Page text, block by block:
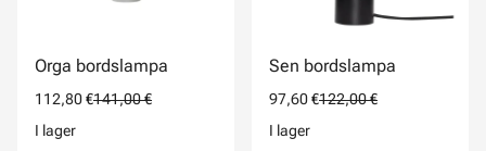
Orga bordslampa
112,80 €141,00 €
I lager
Sen bordslampa
97,60 €122,00 €
I lager